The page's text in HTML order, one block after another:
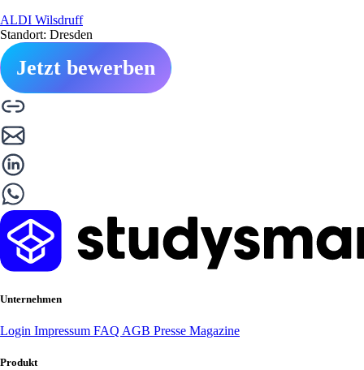
ALDI Wilsdruff
Standort: Dresden
Jetzt bewerben
Unternehmen
Login Impressum FAQ AGB Presse Magazine
Produkt